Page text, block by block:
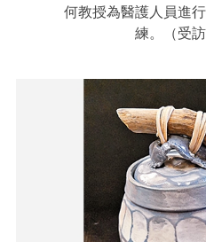
何教授為醫護人員進
練。（受訪